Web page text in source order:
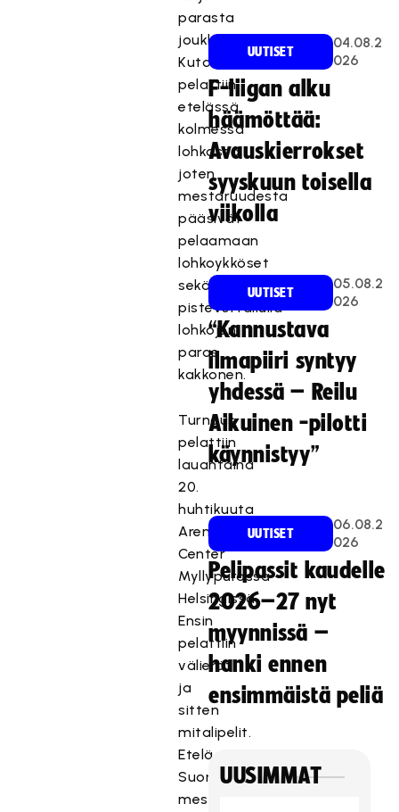
parasta
joukkuetta.
Kutosdivaria
pelattiin
etelässä
kolmessa
lohkossa,
joten
mestaruudesta
pääsivät
pelaamaan
lohkoykköset
sekä
pistevertailulla
lohkojen
paras
kakkonen.
Turnaus
pelattiin
lauantaina
20.
huhtikuuta
Arena
Center
Myllypurossa
Helsingissä.
Ensin
pelattiin
välierät
ja
sitten
mitalipelit.
Etelä-
Suomen
mestariksi
UUTISET
04.08.2
026
F-liigan alku
häämöttää:
Avauskierrokset
syyskuun toisella
viikolla
UUTISET
05.08.2
026
“Kannustava
ilmapiiri syntyy
yhdessä – Reilu
Aikuinen -pilotti
käynnistyy”
UUTISET
06.08.2
026
Pelipassit kaudelle
2026–27 nyt
myynnissä –
hanki ennen
ensimmäistä peliä
UUSIMMAT